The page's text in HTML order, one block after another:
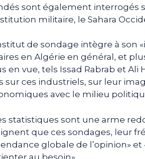
sont également interrogés
militaire, le Sahara
de sondage intègre à son
en Algérie en général, et
en vue, tels Issad Rabrab et
sur ces industriels, sur leur
avec le milieu
statistiques sont une arme
que ces sondages, leur
globale de l’opinion»
au besoin».